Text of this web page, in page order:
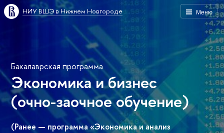
Меню
НИУ ВШЭ в Нижнем Новгороде
Бакалаврская программа
Экономика и бизнес
(очно-заочное обучение)
(Ранее — программа «Экономика и анализ